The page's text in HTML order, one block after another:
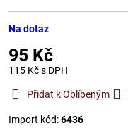
Na dotaz
95 Kč
115 Kčs DPH
Přidat k Oblíbeným
Import kód:6436